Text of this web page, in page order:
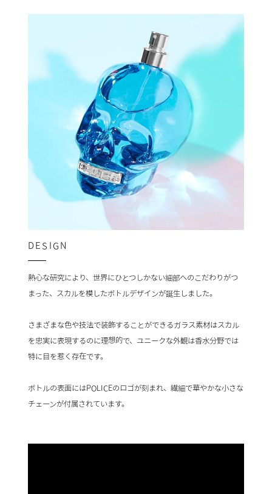
DESIGN
熱心な研究により、世界にひとつしかない細部へのこだわりがつ
まった、スカルを模したボトルデザインが誕生しました。
さまざまな色や技法で装飾することができるガラス素材はスカル
を忠実に表現するのに理想的で、ユニークな外観は香水分野では
特に目を惹く存在です。
ボトルの表面にはPOLICEのロゴが刻まれ、繊細で華やかな小さな
チェーンが付属されています。